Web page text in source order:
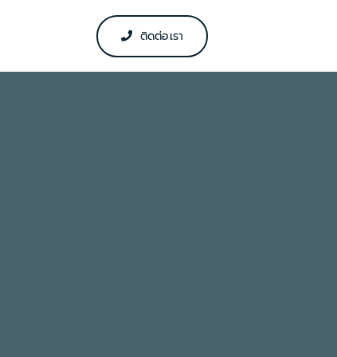
ติดต่อเรา